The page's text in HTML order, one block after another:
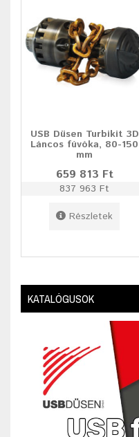
USB Düsen Turbikit 3D
Láncos fúvóka, 80-150
mm
659 813 Ft
837 963 Ft
Részletek
KATALÓGUSOK